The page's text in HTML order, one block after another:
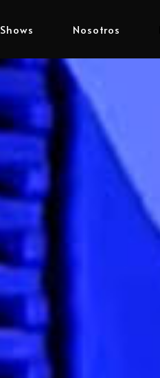
Shows Nosotros